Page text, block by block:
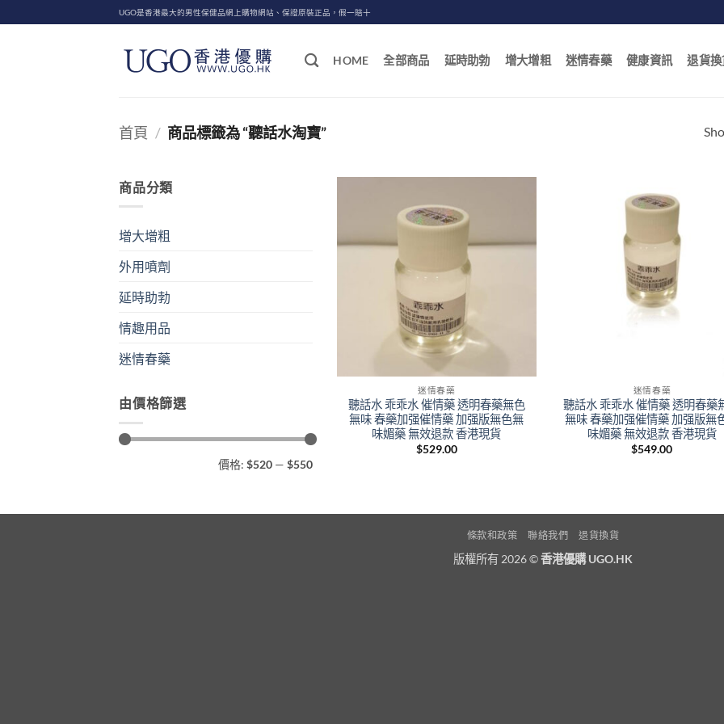
to
UGO是香港最大的男性保健品網上購物網站、保證原裝正品，假一賠十
HOME 全部商品 延時助勃 增大增粗 迷情春藥 健康資訊 退貨換
首頁 / 商品標籤為 “聽話水淘寶”
商品分類
增大增粗
外用噴劑
延時助勃
情趣用品
迷情春藥
由價格篩選
價格: $520 — $550
迷情春藥
聽話水 乖乖水 催情藥 透明春藥無色
無味 春藥加强催情藥 加强版無色無
味媚藥 無效退款 香港現貨
$529.00
迷情春藥
聽話水 乖乖水 催情藥 透明春藥
無味 春藥加强催情藥 加强版無
味媚藥 無效退款 香港現貨
$549.00
條款和政策 聯絡我們 退貨換貨
版權所有 2026 ©香港優購 UGO.HK